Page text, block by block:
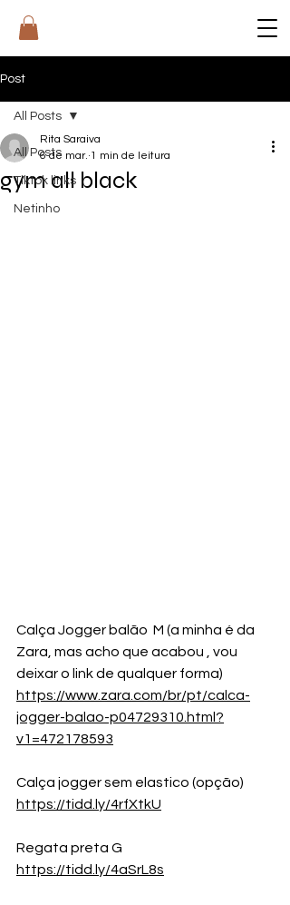
RIT
Post
All Posts
Tiktok links
Netinho
All Posts
gym all black
Rita Saraiva
6 de mar. 1 min de leitura
Calça Jogger balão  M (a minha é da
Zara, mas acho que acabou , vou
deixar o link de qualquer forma)
https://www.zara.com/br/pt/calca-
jogger-balao-p04729310.html?
v1=472178593
Calça jogger sem elastico (opção)
https://tidd.ly/4rfXtkU
Regata preta G
https://tidd.ly/4aSrL8s